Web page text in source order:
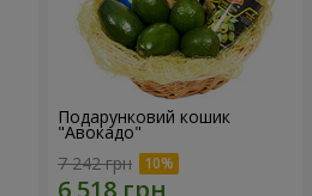
Подарунковий кошик
"Авокадо"
7 242 грн